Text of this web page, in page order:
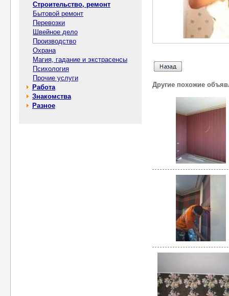
Строительство, ремонт
Бытовой ремонт
Перевозки
Швейное дело
Производство
Охрана
Магия, гадание и экстрасенсы
Психология
Прочие услуги
Работа
Знакомства
Разное
Другие похожие